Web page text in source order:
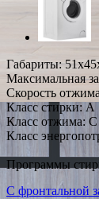
Габариты:
Максимальная
Скорость
Класс стирки: A
Класс отжима: C
Класс
Программы
С фронтальной